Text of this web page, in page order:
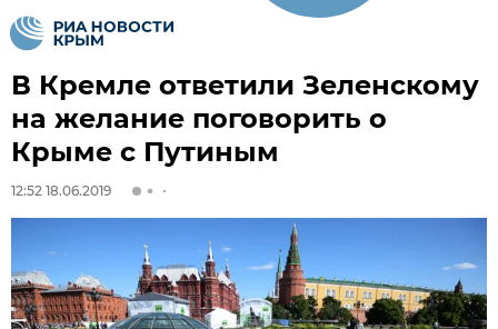
В Кремле ответили Зеленскому
на желание поговорить о
Крыме с Путиным
12:52 18.06.2019